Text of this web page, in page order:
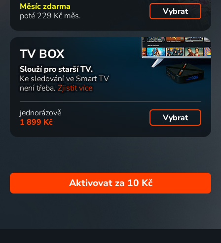
Měsíc zdarma
poté 229 Kč měs.
Vybrat
TV BOX
Slouží pro starší TV.
Ke sledování ve Smart TV
není třeba. Zjistit více
jednorázově
1 899 Kč
Vybrat
Aktivovat za 10 Kč